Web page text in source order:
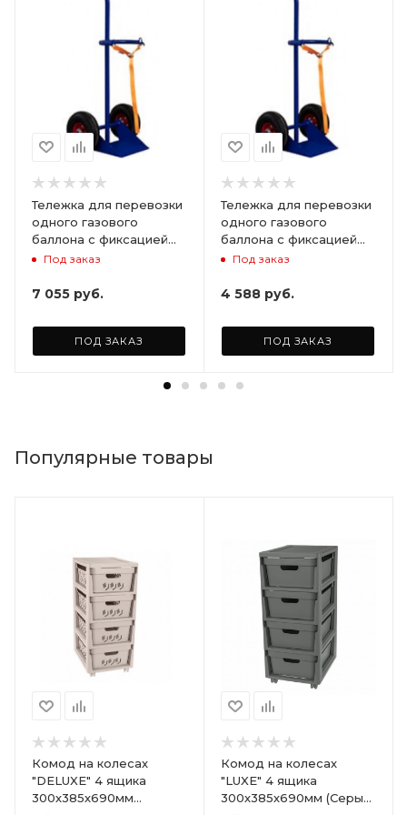
Тележка для перевозки
одного газового
баллона с фиксацией
ремнём ГБР 1 (г/п 110кг).
Ø250 мм (2шт)
Под заказ
7 055 руб.
ПОД ЗАКАЗ
Тележка для перевозки
одного газового
баллона с фиксацией
ремнём ГБР 1 (г/п 110кг),
Под заказ
4 588 руб.
ПОД ЗАКАЗ
Популярные товары
Комод на колесах
"DELUXE" 4 ящика
300х385х690мм
Комод на колесах
"LUXE" 4 ящика
300х385х690мм (Серый)